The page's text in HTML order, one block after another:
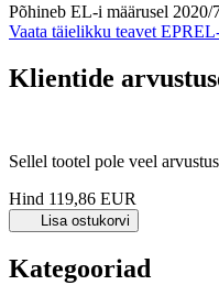
Põhineb EL-i määrusel 2020/
Vaata täielikku teavet
Klientide
Sellel tootel pole veel
Hind 119,86 EUR
Lisa ostukorvi
Kategooriad